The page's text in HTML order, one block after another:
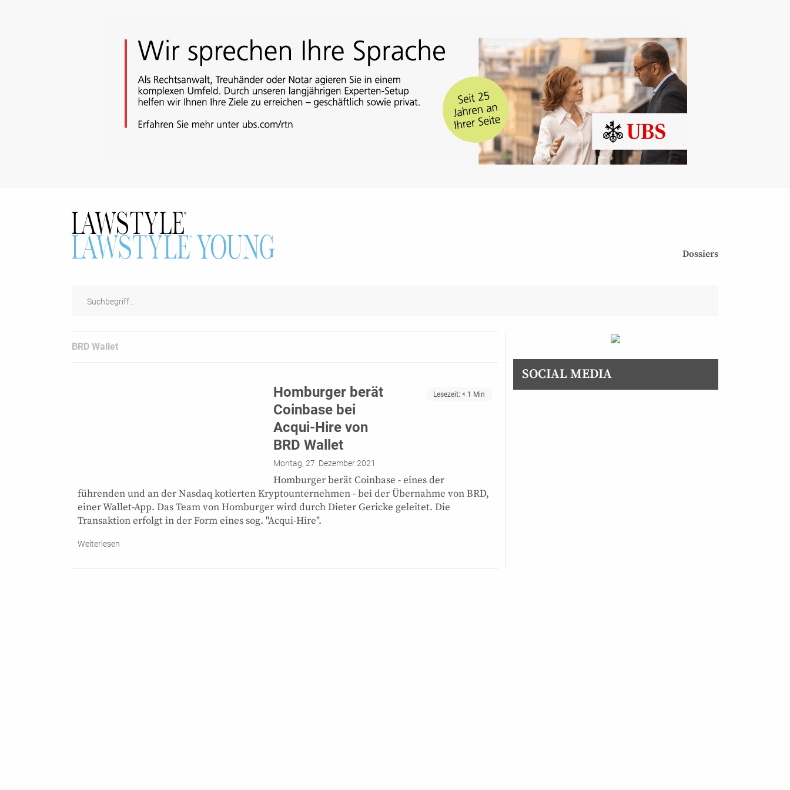
Dossiers
BRD Wallet
Homburger berät
Coinbase bei
Acqui-Hire von
BRD Wallet
Lesezeit: < 1 Min
Montag, 27. Dezember 2021
Homburger berät Coinbase - eines der
führenden und an der Nasdaq kotierten Kryptounternehmen - bei der Übernahme von BRD,
einer Wallet-App. Das Team von Homburger wird durch Dieter Gericke geleitet. Die
Transaktion erfolgt in der Form eines sog. "Acqui-Hire".
Weiterlesen
SOCIAL MEDIA